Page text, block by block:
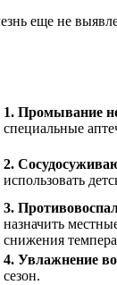
еще не
1. Промывание
специальные
2.
использовать
3.
назначить
снижения
4. Увлажнение
сезон.